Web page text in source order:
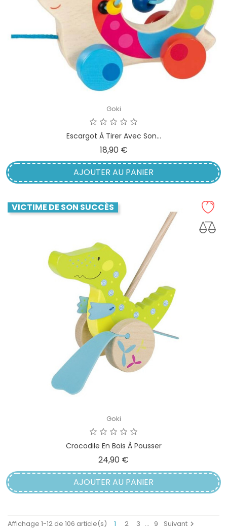
Goki
Escargot À Tirer Avec Son...
18,90 €Prix
AJOUTER AU PANIER
VICTIME DE SON SUCCÈS
Goki
Crocodile En Bois À Pousser
24,90 €
AJOUTER AU PANIER
Affichage 1-12 de 106 article(s) 1 2 3 … 9 Suivant 